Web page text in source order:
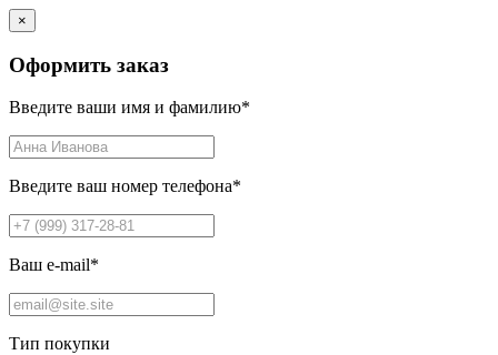
×
Оформить заказ
Введите ваши имя и фамилию*
Введите ваш номер телефона*
Ваш e-mail*
Тип покупки